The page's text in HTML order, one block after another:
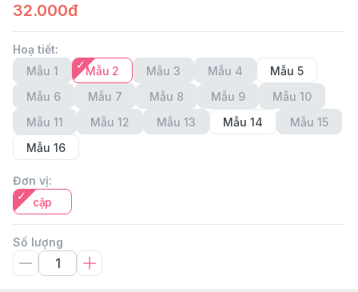
32.000đ
Hoạ tiết:
Mẫu 1
Mẫu 2 Mẫu 3 Mẫu 4
Mẫu 5
Mẫu 6
Mẫu 7 Mẫu 8 Mẫu 9
Mẫu 10
Mẫu 11
Mẫu 12 Mẫu 13 Mẫu 14
Mẫu 15
Mẫu 16
Đơn vị:
cặp
Số lượng